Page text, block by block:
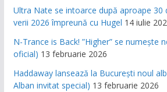
Ultra Nate se intoarce după aproape 30
verii 2026 împreună cu Hugel 14 iulie
N-Trance is Back! ”Higher” se numește
oficial) 13 februarie 2026
Haddaway lansează la București noul
Alban invitat special) 13 februarie 2026